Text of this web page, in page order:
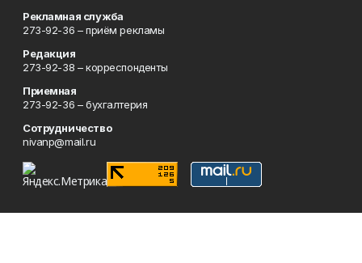
Рекламная служба
273-92-36 – приём рекламы
Редакция
273-92-38 – корреспонденты
Приемная
273-92-36 – бухгалтерия
Сотрудничество
nivanp@mail.ru